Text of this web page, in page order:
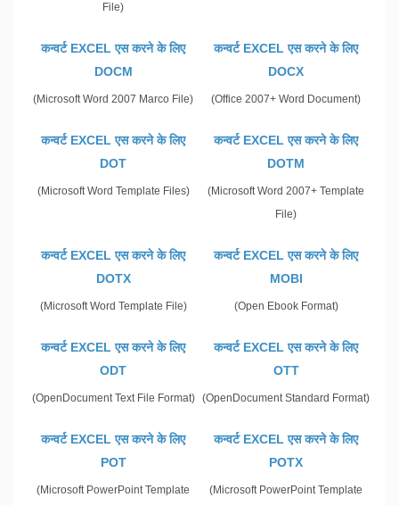
File)
कन्वर्ट EXCEL एस करने के लिए
DOCM
(Microsoft Word 2007 Marco File)
कन्वर्ट EXCEL एस करने के लिए
DOCX
(Office 2007+ Word Document)
कन्वर्ट EXCEL एस करने के लिए
DOT
(Microsoft Word Template Files)
कन्वर्ट EXCEL एस करने के लिए
DOTM
(Microsoft Word 2007+ Template
File)
कन्वर्ट EXCEL एस करने के लिए
DOTX
(Microsoft Word Template File)
कन्वर्ट EXCEL एस करने के लिए
MOBI
(Open Ebook Format)
कन्वर्ट EXCEL एस करने के लिए
ODT
(OpenDocument Text File Format)
कन्वर्ट EXCEL एस करने के लिए
OTT
(OpenDocument Standard Format)
कन्वर्ट EXCEL एस करने के लिए
POT
(Microsoft PowerPoint Template
कन्वर्ट EXCEL एस करने के लिए
POTX
(Microsoft PowerPoint Template